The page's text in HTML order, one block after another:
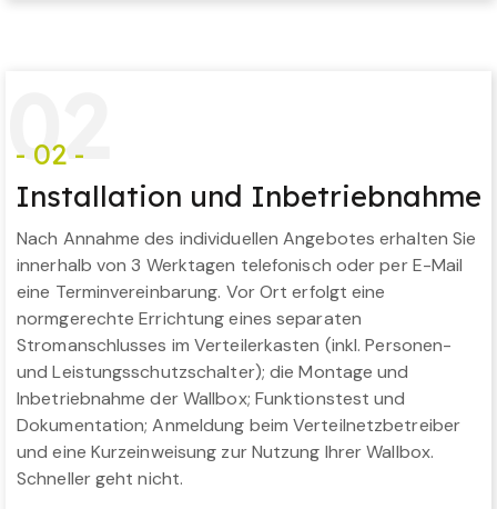
02
- 02 -
Installation und Inbetriebnahme
Nach Annahme des individuellen Angebotes erhalten Sie
innerhalb von 3 Werktagen telefonisch oder per E-Mail
eine Terminvereinbarung. Vor Ort erfolgt eine
normgerechte Errichtung eines separaten
Stromanschlusses im Verteilerkasten (inkl. Personen-
und Leistungsschutzschalter); die Montage und
Inbetriebnahme der Wallbox; Funktionstest und
Dokumentation; Anmeldung beim Verteilnetzbetreiber
und eine Kurzeinweisung zur Nutzung Ihrer Wallbox.
Schneller geht nicht.